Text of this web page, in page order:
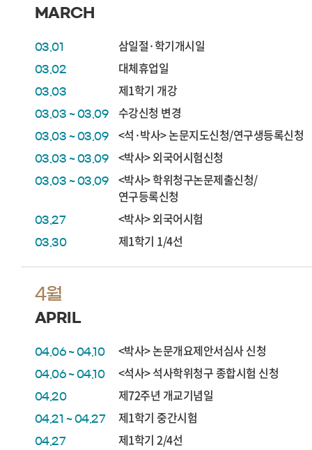
MARCH
03.01 삼일절·학기개시일
03.02 대체휴업일
03.03 제1학기 개강
03.03 ~ 03.09 수강신청 변경
03.03 ~ 03.09 <석·박사> 논문지도신청/연구생등록신청
03.03 ~ 03.09 <박사> 외국어시험신청
03.03 ~ 03.09
<박사> 학위청구논문제출신청/
연구등록신청
03.27 <박사> 외국어시험
03.30 제1학기 1/4선
4월
APRIL
04.06 ~ 04.10 <박사> 논문개요제안서심사 신청
04.06 ~ 04.10 <석사> 석사학위청구 종합시험 신청
04.20 제72주년 개교기념일
04.21 ~ 04.27 제1학기 중간시험
04.27 제1학기 2/4선